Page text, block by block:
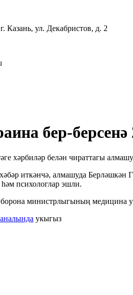
Казань, ул. Декабристов, д. 2
бер-
хәрбиләр белән чираттагы
иткәнчә, алмашуда Берләшкән
психологлар эшли.
министрлыгының медицина
укыгыз